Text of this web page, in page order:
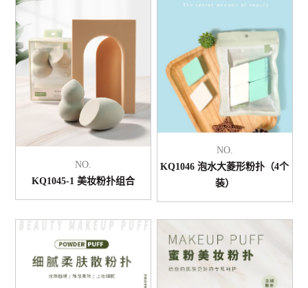
NO.
KQ1045-1 美妆粉扑组合
NO.
KQ1046 泡水大菱形粉扑（4个
装）